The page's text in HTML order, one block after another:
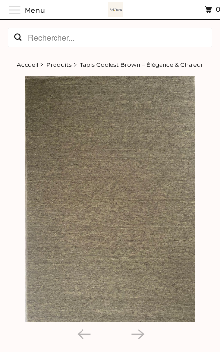
Accueil Produits Tapis Coolest Brown – Élégance & Chaleur
Menu 0